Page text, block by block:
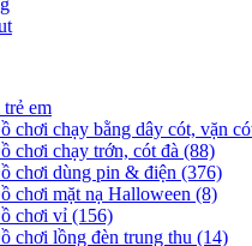
em
chơi chạy bằng dây cót, vặn
chơi chạy trớn, cót đà (88)
chơi dùng pin & điện (376)
chơi mặt nạ Halloween (8)
chơi vỉ (156)
chơi lồng đèn trung thu (14)